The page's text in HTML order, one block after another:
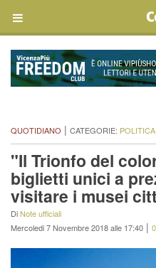
QUOTIDIANO | CATEGORIE: POLITICA
"Il Trionfo del
biglietti unici a
visitare i musei
DiNote ufficiali
Mercoledi 7 Novembre 2018 alle 17:40 |